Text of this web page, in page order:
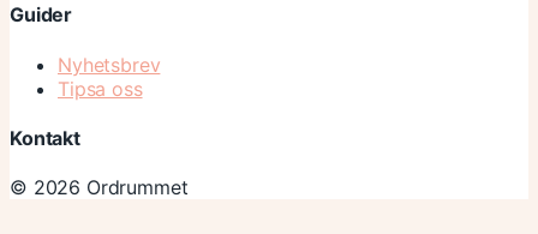
Guider
Nyhetsbrev
Tipsa oss
Kontakt
© 2026 Ordrummet